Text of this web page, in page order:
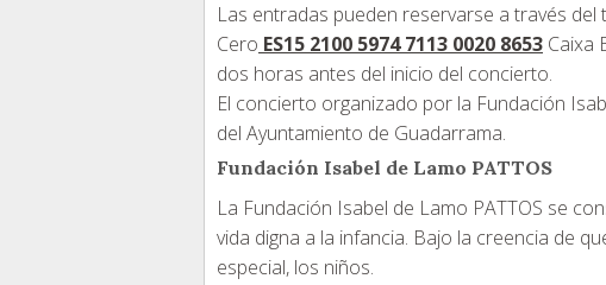
Las entradas pueden reservarse a través
Cero ES15 2100 5974 7113 0020 8653 Caixa
dos horas antes del inicio del concierto.
El concierto organizado por la Fundación
del Ayuntamiento de Guadarrama.
Fundación Isabel de Lamo PATTOS
La Fundación Isabel de Lamo PATTOS se
vida digna a la infancia. Bajo la creencia de
especial, los niños.